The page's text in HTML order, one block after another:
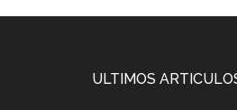
ULTIMOS